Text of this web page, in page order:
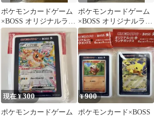
ポケモンカードゲーム
×BOSS オリジナルラン
チボックス 2種セット
ポケモンカードゲーム
×BOSS オリジナルラン
チボックス ニャオハ
現在 ¥300
ポケモンカードゲーム
¥900
ポケモンカード×BOSS